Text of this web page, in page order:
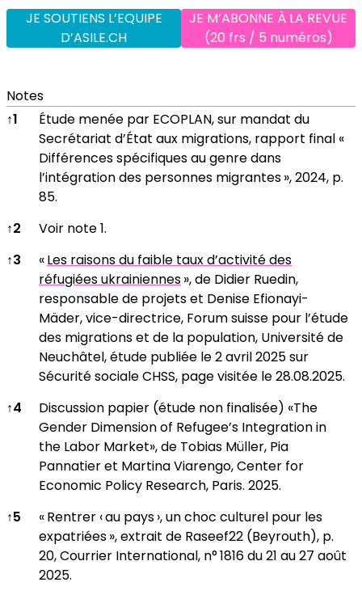
JE SOUTIENS L’EQUIPE
D’ASILE.CH
JE M’ABONNE À LA REVUE
(20 frs / 5 numéros)
Notes
Notes
↑1
Étude menée par ECOPLAN, sur mandat du
Secrétariat d’État aux migrations, rapport final «
Différences spécifiques au genre dans
l’intégration des personnes migrantes », 2024, p.
85.
↑2
Voir note 1.
↑3 «Les raisons du faible taux d’activité des
réfugiées ukrainiennes», de Didier Ruedin,
responsable de projets et Denise Efionayi-
Mäder, vice-directrice, Forum suisse pour l’étude
des migrations et de la population, Université de
Neuchâtel, étude publiée le 2 avril 2025 sur
Sécurité sociale CHSS, page visitée le 28.08.2025.
↑4
Discussion papier (étude non finalisée) «The
Gender Dimension of Refugee’s Integration in
the Labor Market», de Tobias Müller, Pia
Pannatier et Martina Viarengo, Center for
Economic Policy Research, Paris. 2025.
↑5
« Rentrer ‹ au pays ›, un choc culturel pour les
expatriées », extrait de Raseef22 (Beyrouth), p.
20, Courrier International, n° 1816 du 21 au 27 août
2025.